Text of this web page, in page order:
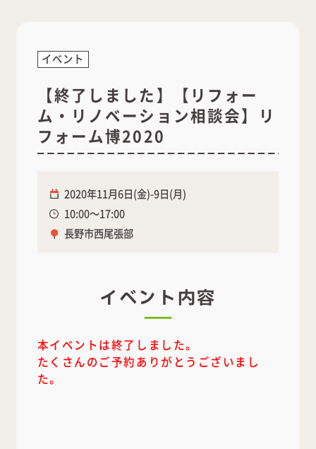
イベント
【終了しました】【リフォー
ム・リノベーション相談会】リ
フォーム博2020
2020年11月6日(金)-9日(月)
10:00～17:00
長野市西尾張部
イベント内容
本イベントは終了しました。
たくさんのご予約ありがとうございまし
た。